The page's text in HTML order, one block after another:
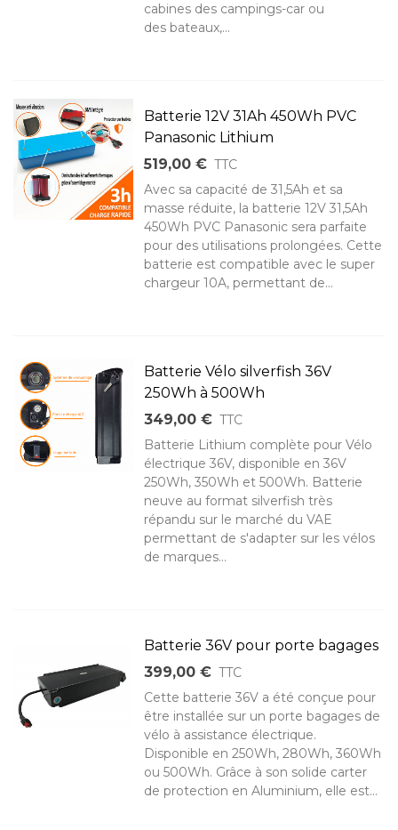
cabines des campings-car ou
des bateaux,...
Batterie 12V 31Ah 450Wh PVC
Panasonic Lithium
519,00 € TTC
Avec sa capacité de 31,5Ah et sa
masse réduite, la batterie 12V 31,5Ah
450Wh PVC Panasonic sera parfaite
pour des utilisations prolongées. Cette
batterie est compatible avec le super
chargeur 10A, permettant de...
Batterie Vélo silverfish 36V
250Wh à 500Wh
349,00 € TTC
Batterie Lithium complète pour Vélo
électrique 36V, disponible en 36V
250Wh, 350Wh et 500Wh. Batterie
neuve au format silverfish très
répandu sur le marché du VAE
permettant de s'adapter sur les vélos
de marques...
Batterie 36V pour porte bagages
399,00 € TTC
Cette batterie 36V a été conçue pour
être installée sur un porte bagages de
vélo à assistance électrique.
Disponible en 250Wh, 280Wh, 360Wh
ou 500Wh. Grâce à son solide carter
de protection en Aluminium, elle est...